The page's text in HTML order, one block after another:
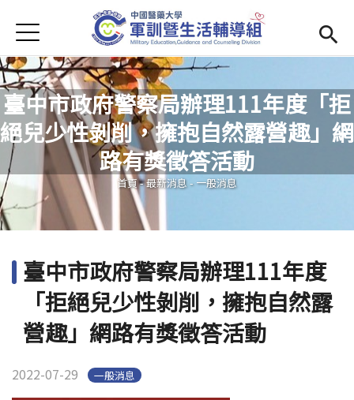
首頁
學務處首頁(link is external)
Open submenu (單位簡介)
單位簡介
最新消息
Open submenu (生活輔導)
生活輔導
Open submenu (校園安全)
校園安全
Open submenu (相關法規及檔案下載)
相關法規及檔案下載
Jump to Navigation
Jump to Main content
臺中市政府警察局辦理111年度「拒
絕兒少性剝削，擁抱自然露營趣」網
路有獎徵答活動
您在這裡
首頁 -最新消息- 一般消息
臺中市政府警察局辦理111年度
「拒絕兒少性剝削，擁抱自然露
營趣」網路有獎徵答活動
2022-07-29 一般消息